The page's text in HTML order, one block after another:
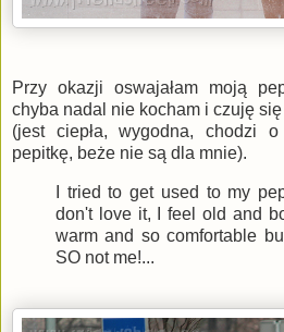
Przy okazji oswajałam moją
chyba nadal nie kocham i czuję
(jest ciepła, wygodna, chodzi
pepitkę, beże nie są dla mnie).
I tried to get used to my
don't love it, I feel old and
warm and so comfortable
SO not me!...